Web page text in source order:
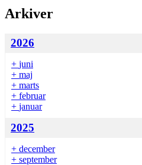
Arkiver
2026
+ juni
+ maj
+ marts
+ februar
+ januar
2025
+ december
+ september